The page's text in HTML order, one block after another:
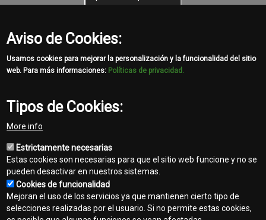
Aviso de Cookies:
Usamos cookies para mejorar la personalización y la funcionalidad del sitio
web. Para más informaciones: Políticas de privacidad.
Tipos de Cookies:
More info
Estrictamente necesarias
Estas cookies son necesarias para que el sitio web funcione y no se
pueden desactivar en nuestros sistemas.
Cookies de funcionalidad
Mejoran el uso de los servicios ya que mantienen cierto tipo de
selecciones realizadas por el usuario. Si no permite estas cookies,